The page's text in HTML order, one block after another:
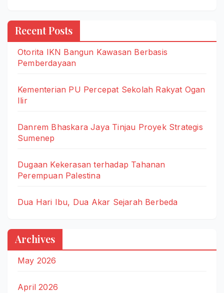
Recent Posts
Otorita IKN Bangun Kawasan Berbasis
Pemberdayaan
Kementerian PU Percepat Sekolah Rakyat Ogan
Ilir
Danrem Bhaskara Jaya Tinjau Proyek Strategis
Sumenep
Dugaan Kekerasan terhadap Tahanan
Perempuan Palestina
Dua Hari Ibu, Dua Akar Sejarah Berbeda
Archives
May 2026
April 2026